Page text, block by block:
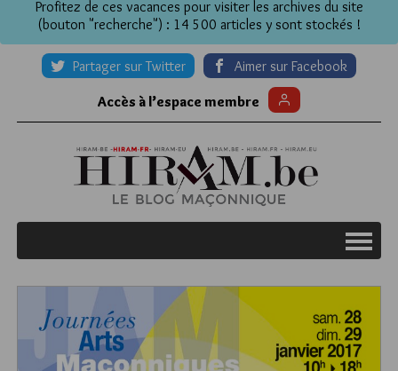
Profitez de ces vacances pour visiter les archives du site
(bouton "recherche") : 14 500 articles y sont stockés !
Partager sur Twitter Aimer sur Facebook
Accès à l’espace membre